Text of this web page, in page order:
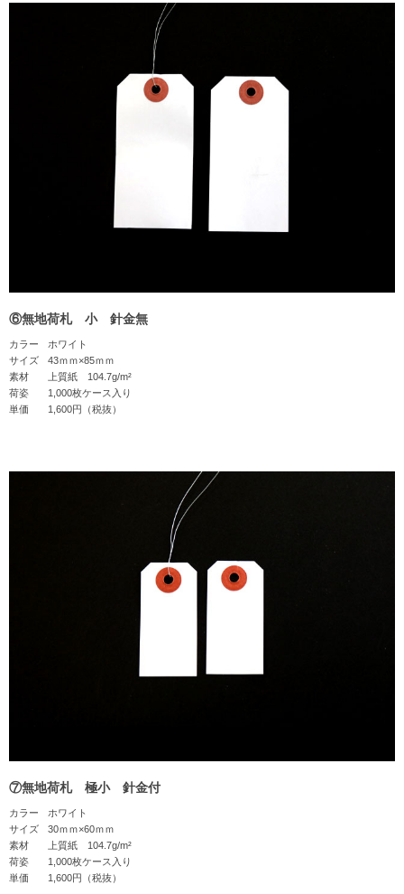
⑥無地荷札 小 針金無
カラー
ホワイト
サイズ
43ｍｍ×85ｍｍ
素材
上質紙 104.7g/m²
荷姿
1,000枚ケース入り
単価
1,600円（税抜）
⑦無地荷札 極小 針金付
カラー
ホワイト
サイズ
30ｍｍ×60ｍｍ
素材
上質紙 104.7g/m²
荷姿
1,000枚ケース入り
単価
1,600円（税抜）